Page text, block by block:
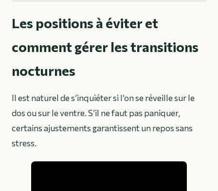
Les positions à éviter et
comment gérer les transitions
nocturnes
Il est naturel de s’inquiéter si l’on se réveille sur le
dos ou sur le ventre. S’il ne faut pas paniquer,
certains ajustements garantissent un repos sans
stress.